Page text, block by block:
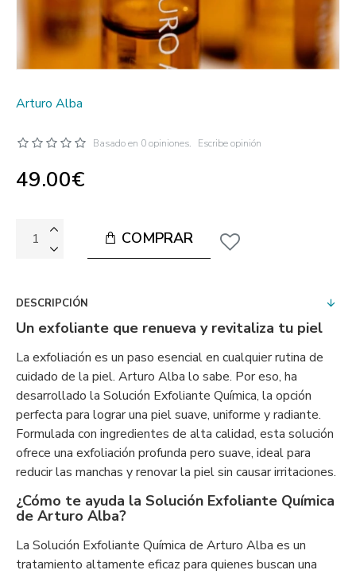
Arturo Alba
Basado en 0 opiniones. Escribe opinión
49.00€
COMPRAR
DESCRIPCIÓN
Un exfoliante que renueva y revitaliza tu piel
La exfoliación es un paso esencial en cualquier rutina de
cuidado de la piel. Arturo Alba lo sabe. Por eso, ha
desarrollado la Solución Exfoliante Química, la opción
perfecta para lograr una piel suave, uniforme y radiante.
Formulada con ingredientes de alta calidad, esta solución
ofrece una exfoliación profunda pero suave, ideal para
reducir las manchas y renovar la piel sin causar irritaciones.
¿Cómo te ayuda la Solución Exfoliante Química
de Arturo Alba?
La Solución Exfoliante Química de Arturo Alba es un
tratamiento altamente eficaz para quienes buscan una